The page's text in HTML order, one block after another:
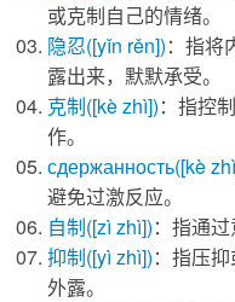
或克制自己的情绪。
隐忍([yǐn rěn])：指将
露出来，默默承受。
克制([kè zhì])：指控
作。
сдержанность([kè
避免过激反应。
自制([zì zhì])：指通
抑制([yì zhì])：指压
外露。